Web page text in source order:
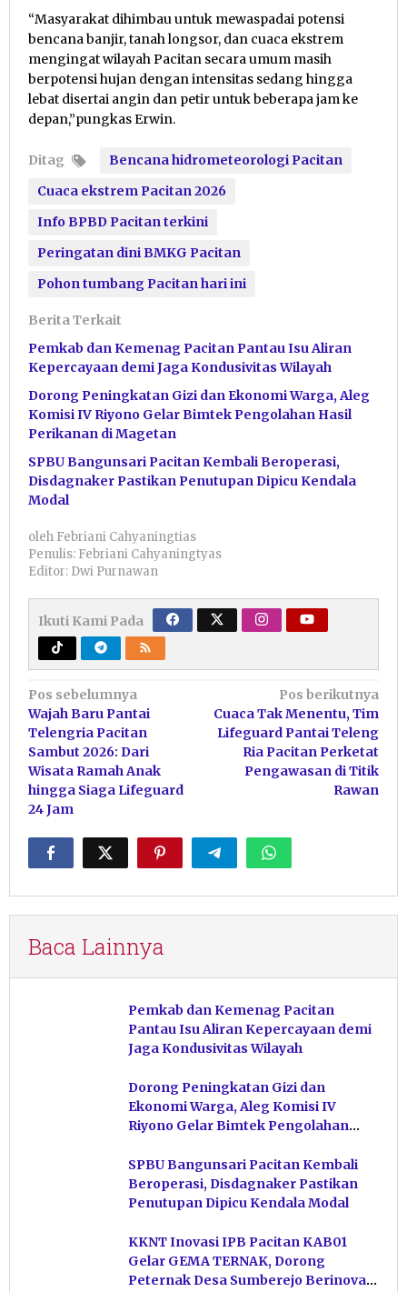
“Masyarakat dihimbau untuk mewaspadai potensi
bencana banjir, tanah longsor, dan cuaca ekstrem
mengingat wilayah Pacitan secara umum masih
berpotensi hujan dengan intensitas sedang hingga
lebat disertai angin dan petir untuk beberapa jam ke
depan,”pungkas Erwin.
Ditag
Bencana hidrometeorologi Pacitan
Cuaca ekstrem Pacitan 2026
Info BPBD Pacitan terkini
Peringatan dini BMKG Pacitan
Pohon tumbang Pacitan hari ini
Berita Terkait
Pemkab dan Kemenag Pacitan Pantau Isu Aliran
Kepercayaan demi Jaga Kondusivitas Wilayah
Dorong Peningkatan Gizi dan Ekonomi Warga, Aleg
Komisi IV Riyono Gelar Bimtek Pengolahan Hasil
Perikanan di Magetan
SPBU Bangunsari Pacitan Kembali Beroperasi,
Disdagnaker Pastikan Penutupan Dipicu Kendala
Modal
oleh Febriani Cahyaningtias
Penulis: Febriani Cahyaningtyas
Editor: Dwi Purnawan
Ikuti Kami Pada
Navigasi
pos
Pos sebelumnya
Wajah Baru Pantai
Telengria Pacitan
Sambut 2026: Dari
Wisata Ramah Anak
hingga Siaga Lifeguard
24 Jam
Pos berikutnya
Cuaca Tak Menentu, Tim
Lifeguard Pantai Teleng
Ria Pacitan Perketat
Pengawasan di Titik
Rawan
Baca Lainnya
Pemkab dan Kemenag Pacitan
Pantau Isu Aliran Kepercayaan demi
Jaga Kondusivitas Wilayah
Dorong Peningkatan Gizi dan
Ekonomi Warga, Aleg Komisi IV
Riyono Gelar Bimtek Pengolahan
SPBU Bangunsari Pacitan Kembali
Beroperasi, Disdagnaker Pastikan
Penutupan Dipicu Kendala Modal
KKNT Inovasi IPB Pacitan KAB01
Gelar GEMA TERNAK, Dorong
Peternak Desa Sumberejo Berinovasi